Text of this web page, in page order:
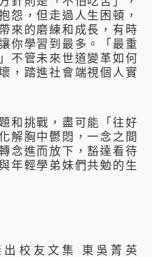
怨，但走過人生困頓，
來的磨練和成長，有時
你學習到最多。「最重
不管未來世道變革如何
，踏進社會端視個人實
挑戰，盡可能「往好
解胸中鬱悶，一念之間
念進而放下，豁達看待
年輕學弟妹們共勉的生
出校友文集 東吳菁英